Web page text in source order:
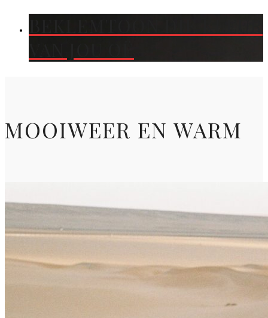
MOOIWEER EN WARM